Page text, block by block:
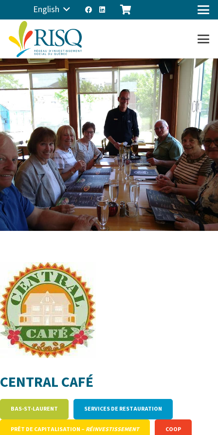
English
CENTRAL CAFÉ
BAS-ST-LAURENT SERVICES DE RESTAURATION
PRÊT DE CAPITALISATION – RÉINVESTISSEMENT COOP